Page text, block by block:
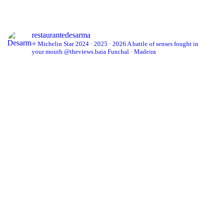
restaurantedesarma
⭐ Michelin Star 2024 · 2025 · 2026 A battle of senses fought in
your mouth @theviews.baia Funchal · Madeira